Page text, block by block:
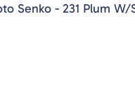
Senko - 231 Plum W/